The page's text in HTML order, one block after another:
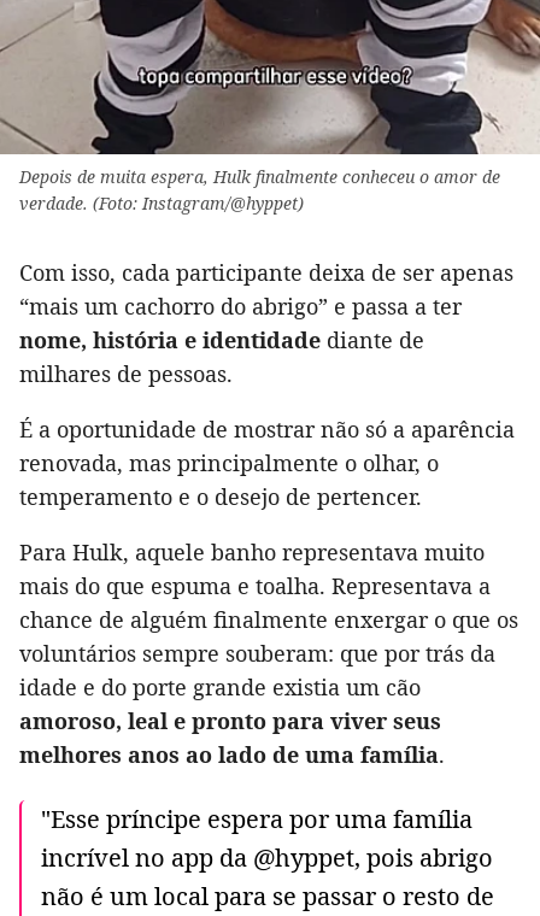
Depois de muita espera, Hulk finalmente conheceu o amor de
verdade. (Foto: Instagram/@hyppet)
Com isso, cada participante deixa de ser apenas
“mais um cachorro do abrigo” e passa a ter
nome, história e identidade diante de
milhares de pessoas.
É a oportunidade de mostrar não só a aparência
renovada, mas principalmente o olhar, o
temperamento e o desejo de pertencer.
Para Hulk, aquele banho representava muito
mais do que espuma e toalha. Representava a
chance de alguém finalmente enxergar o que os
voluntários sempre souberam: que por trás da
idade e do porte grande existia um cão
amoroso, leal e pronto para viver seus
melhores anos ao lado de uma família.
"Esse príncipe espera por uma família
incrível no app da @hyppet, pois abrigo
não é um local para se passar o resto de